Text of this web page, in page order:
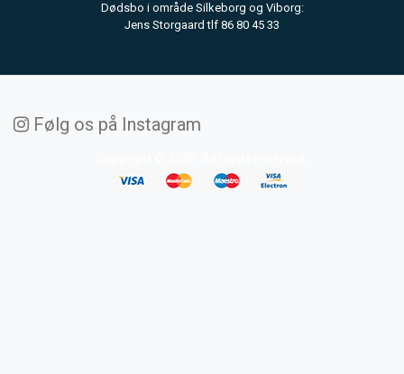
Dødsbo i område Silkeborg og Viborg:
Jens Storgaard tlf 86 80 45 33
Følg os på Instagram